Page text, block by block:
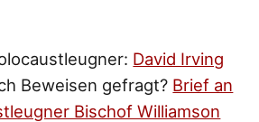
David Irving
Beweisen gefragt? Brief an
Bischof Williamson